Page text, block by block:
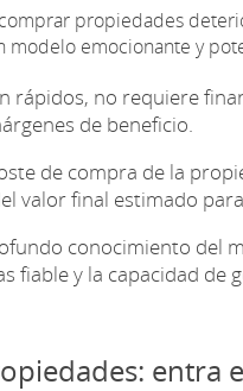
propiedades
modelo emocionante y
rápidos, no requiere
de beneficio.
de compra de la
valor final estimado
conocimiento del
fiable y la capacidad
entra